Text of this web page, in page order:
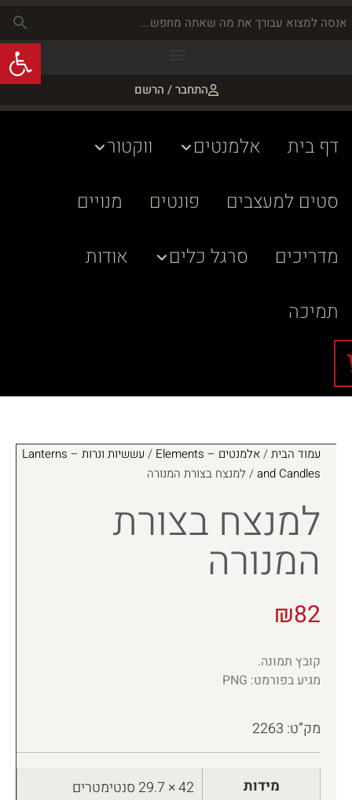
התחבר / הרשם
דף בית אלמנטים
ווקטור
סטים למעצבים
פונטים
מנויים
מדריכים
סרגל כלים
אודות
תמיכה
עמוד הבית/אלמנטים – Elements /
עששיות ונרות – Lanterns
and Candles/ למנצח בצורת המנורה
למנצח בצורת
המנורה
₪82
קובץ תמונה.
מגיע בפורמט: PNG
מק”ט: 2263
מידות 42 × 29.7 סנטימטרים